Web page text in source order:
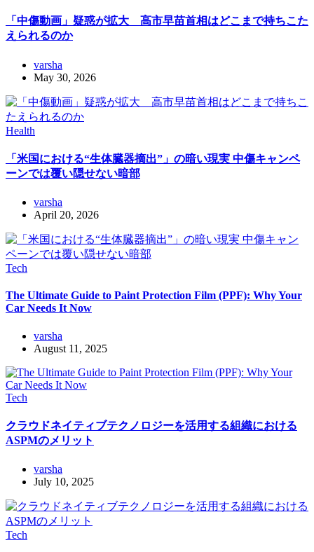
「中傷動画」疑惑が拡大 高市早苗首相はどこまで持ちこた
えられるのか
varsha
May 30, 2026
Health
「米国における“生体臓器摘出”」の暗い現実 中傷キャンペ
ーンでは覆い隠せない暗部
varsha
April 20, 2026
Tech
The Ultimate Guide to Paint Protection Film (PPF): Why Your
Car Needs It Now
varsha
August 11, 2025
Tech
クラウドネイティブテクノロジーを活用する組織における
ASPMのメリット
varsha
July 10, 2025
Tech